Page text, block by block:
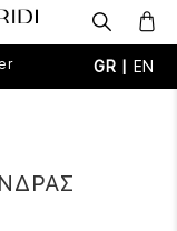
GR | EN